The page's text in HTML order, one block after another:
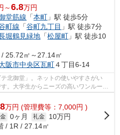
～6.8万円
堂筋線 「本町 」駅 徒歩5分
町線 「谷町九丁目 」駅 徒歩7分
堀鶴見緑地 「松屋町 」駅 徒歩10
25.72㎡～27.14㎡
阪市中央区瓦町４丁目6-14
北御堂」。ネットの使いやすさがい
。大学生からニーズの高いワンルーム
ト...
万円 (管理費等：7,000円 )
0ヶ月 礼金
10万円
/ 1R / 27.14㎡